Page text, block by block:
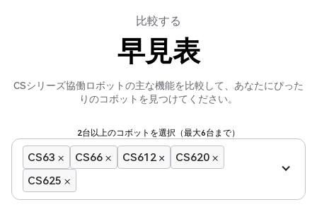
比較する
早見表
CSシリーズ協働ロボットの主な機能を比較して、あなたにぴった
りのコボットを見つけてください。
2台以上のコボットを選択（最大6台まで）
CS63 CS66 CS612
CS620
CS625